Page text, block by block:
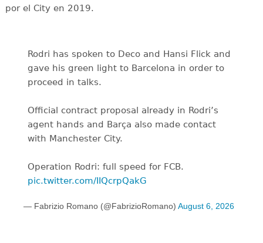
por el City en 2019.
Rodri has spoken to Deco and Hansi Flick and
gave his green light to Barcelona in order to
proceed in talks.
Official contract proposal already in Rodri’s
agent hands and Barça also made contact
with Manchester City.
Operation Rodri: full speed for FCB.
pic.twitter.com/IIQcrpQakG
— Fabrizio Romano (@FabrizioRomano) August 6, 2026